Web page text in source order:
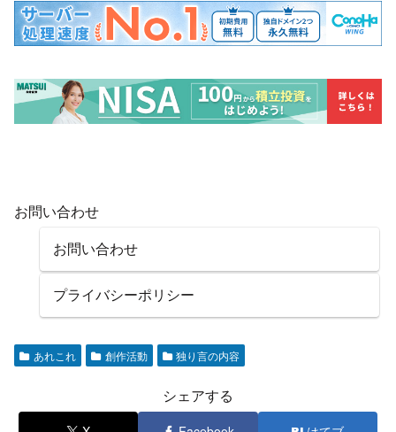
お問い合わせ
お問い合わせ
プライバシーポリシー
あれこれ 創作活動 独り言の内容
シェアする